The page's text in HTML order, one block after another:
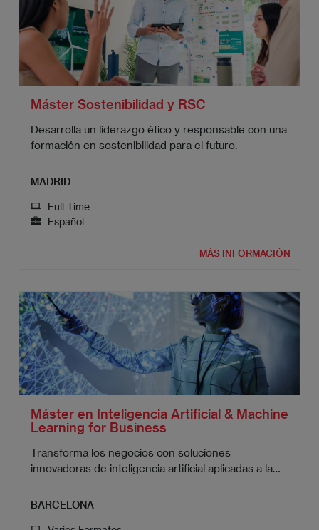
Máster Sostenibilidad y RSC
Desarrolla un liderazgo ético y responsable con una
formación en sostenibilidad para el futuro.
MADRID
Full Time
Español
MÁS INFORMACIÓN
Máster en Inteligencia Artificial & Machine
Learning for Business
Transforma los negocios con soluciones
innovadoras de inteligencia artificial aplicadas a la
BARCELONA